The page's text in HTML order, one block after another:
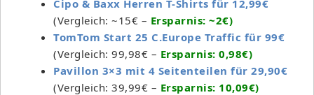
Cipo & Baxx Herren T-Shirts für 12,99€
(Vergleich: ~15€ – Ersparnis: ~2€)
TomTom Start 25 C.Europe Traffic für 99€
(Vergleich: 99,98€ – Ersparnis: 0,98€)
Pavillon 3×3 mit 4 Seitenteilen für 29,90€
(Vergleich: 39,99€ – Ersparnis: 10,09€)